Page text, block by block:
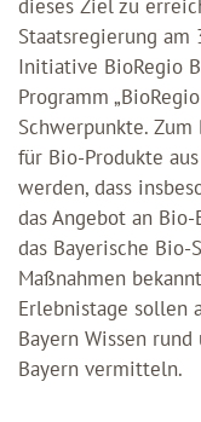
dieses Ziel zu
Staatsregierung am
Initiative BioRegio
Programm
Schwerpunkte.
für Bio-Produkte
werden, dass
das Angebot an
das Bayerische
Maßnahmen
Erlebnistage sollen
Bayern Wissen
Bayern vermitteln.